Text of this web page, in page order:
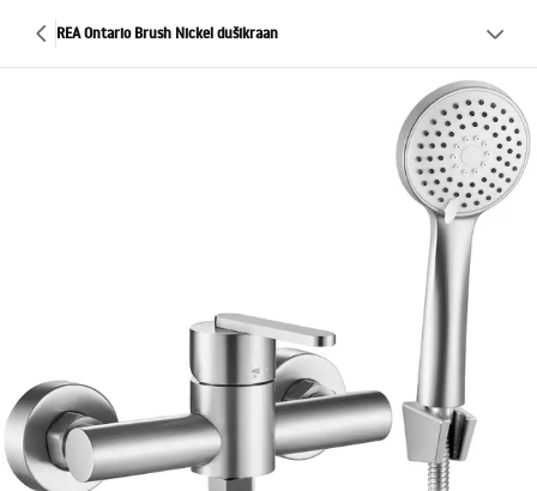
REA Ontario Brush Nickel dušikraan